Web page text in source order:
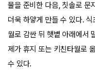
물을 준비한 다음, 칫솔로 문
더욱 하얗게 만들 수 있다.
월로 감싼 뒤 햇볕 아래에서
제가 휴지 또는 키친타월로
수 있다.